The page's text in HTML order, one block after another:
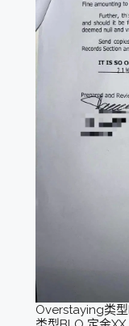
Overstaying类